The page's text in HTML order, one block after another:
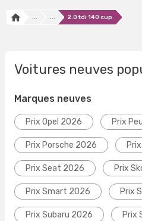
... ... 2.0 tdi 140 cup
Voitures neuves
Marques neuves
Prix Opel 2026 Prix
Prix Porsche 2026
Prix Seat 2026 Prix
Prix Smart 2026 Prix
Prix Subaru 2026 Prix